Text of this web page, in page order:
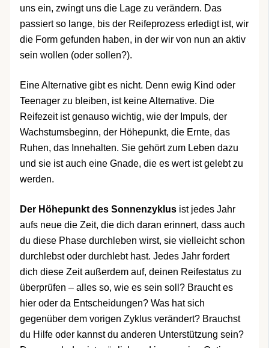
uns ein, zwingt uns die Lage zu verändern. Das
passiert so lange, bis der Reifeprozess erledigt ist, wir
die Form gefunden haben, in der wir von nun an aktiv
sein wollen (oder sollen?).
Eine Alternative gibt es nicht. Denn ewig Kind oder
Teenager zu bleiben, ist keine Alternative. Die
Reifezeit ist genauso wichtig, wie der Impuls, der
Wachstumsbeginn, der Höhepunkt, die Ernte, das
Ruhen, das Innehalten. Sie gehört zum Leben dazu
und sie ist auch eine Gnade, die es wert ist gelebt zu
werden.
Der Höhepunkt des Sonnenzyklusist jedes Jahr
aufs neue die Zeit, die dich daran erinnert, dass auch
du diese Phase durchleben wirst, sie vielleicht schon
durchlebst oder durchlebt hast. Jedes Jahr fordert
dich diese Zeit außerdem auf, deinen Reifestatus zu
überprüfen – alles so, wie es sein soll? Braucht es
hier oder da Entscheidungen? Was hat sich
gegenüber dem vorigen Zyklus verändert? Brauchst
du Hilfe oder kannst du anderen Unterstützung sein?